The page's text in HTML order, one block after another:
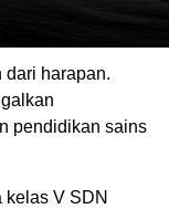
dari harapan.
pendidikan sains
kelas V SDN